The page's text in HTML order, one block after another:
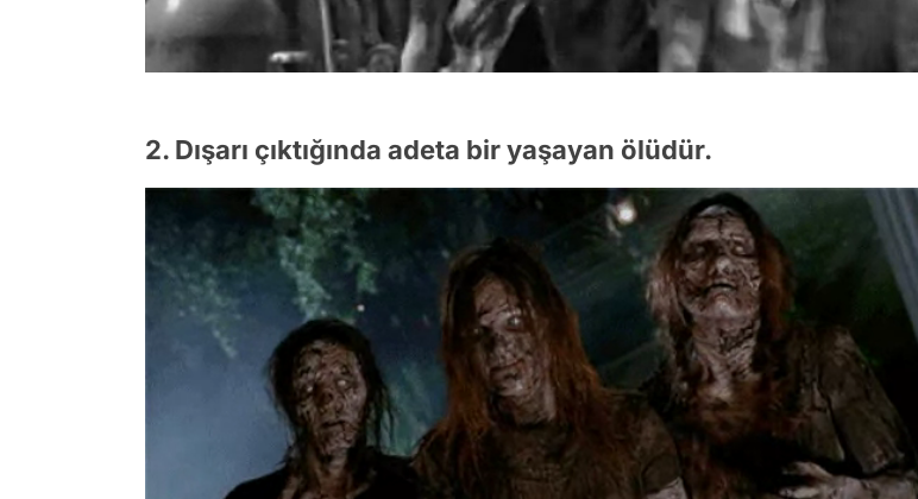
2. Dışarı çıktığında adeta bir yaşayan ölüdür.